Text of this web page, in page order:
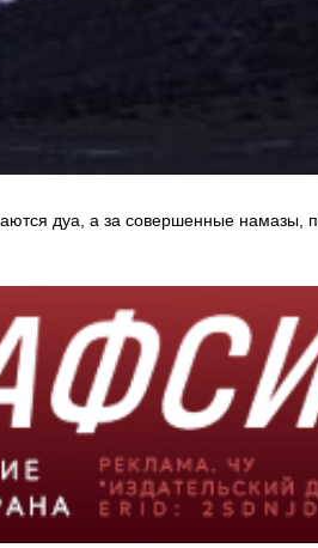
дуа, а за совершенные намазы,